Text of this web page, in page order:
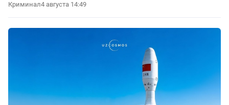
Криминал4 августа 14:49